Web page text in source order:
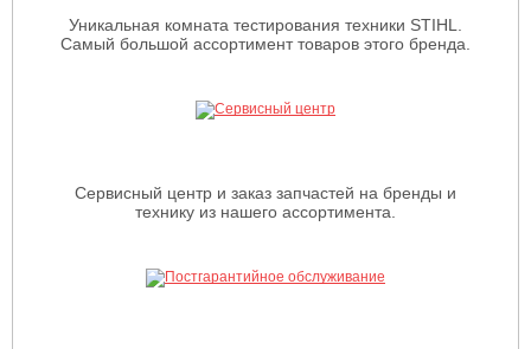
Уникальная комната тестирования техники STIHL.
Самый большой ассортимент товаров этого бренда.
Сервисный центр и заказ запчастей на бренды и
технику из нашего ассортимента.